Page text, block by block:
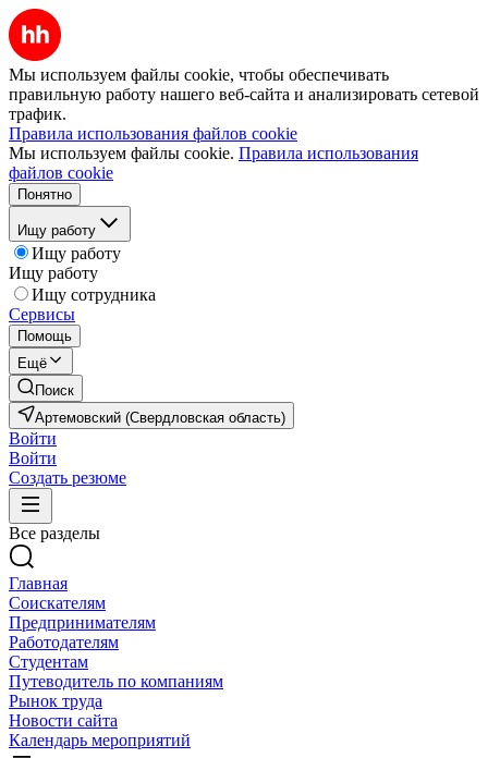
Мы используем файлы cookie, чтобы обеспечивать
правильную работу нашего веб-сайта и анализировать сетевой
трафик.
Правила использования файлов cookie
Мы используем файлы cookie. Правила использования
файлов cookie
Понятно
Ищу работу
Ищу работу
Ищу работу
Ищу сотрудника
Сервисы
Помощь
Ещё
Поиск
Артемовский (Свердловская область)
Войти
Войти
Создать резюме
Все разделы
Главная
Соискателям
Предпринимателям
Работодателям
Студентам
Путеводитель по компаниям
Рынок труда
Новости сайта
Календарь мероприятий